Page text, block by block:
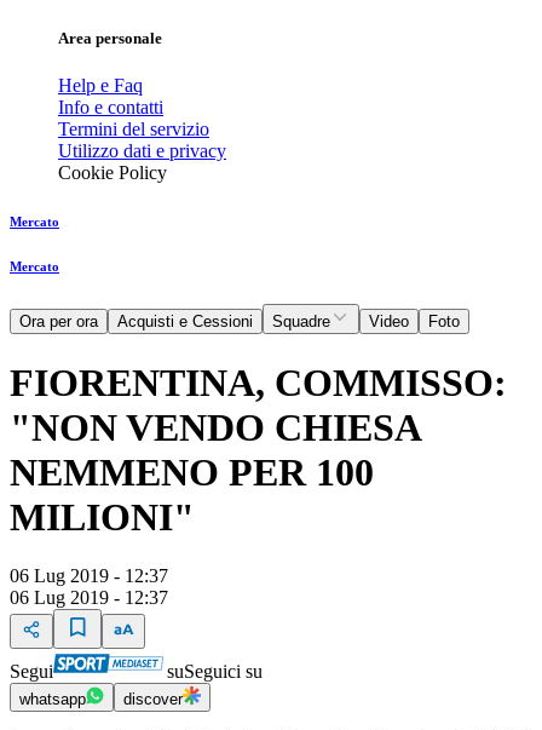
Area personale
Help e Faq
Info e contatti
Termini del servizio
Utilizzo dati e privacy
Cookie Policy
Mercato
Mercato
Ora per ora Acquisti e Cessioni Squadre Video Foto
FIORENTINA, COMMISSO:
"NON VENDO CHIESA
NEMMENO PER 100
MILIONI"
06 Lug 2019 - 12:37
06 Lug 2019 - 12:37
Segui suSeguici su
whatsapp discover